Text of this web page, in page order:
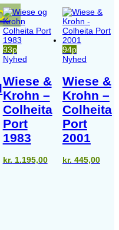
93p
Nyhed
Wiese &
Krohn –
Colheita
Port
1983
kr. 1.195,00
94p
Nyhed
Wiese &
Krohn –
Colheita
Port
2001
kr. 445,00